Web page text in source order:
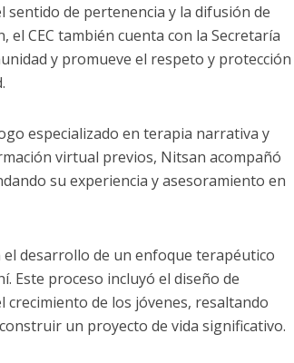
de pertenencia y la difusión de
CEC también cuenta con la Secretaría
y promueve el respeto y protección
especializado en terapia narrativa y
virtual previos, Nitsan acompañó
su experiencia y asesoramiento en
desarrollo de un enfoque terapéutico
Este proceso incluyó el diseño de
de los jóvenes, resaltando
un proyecto de vida significativo.